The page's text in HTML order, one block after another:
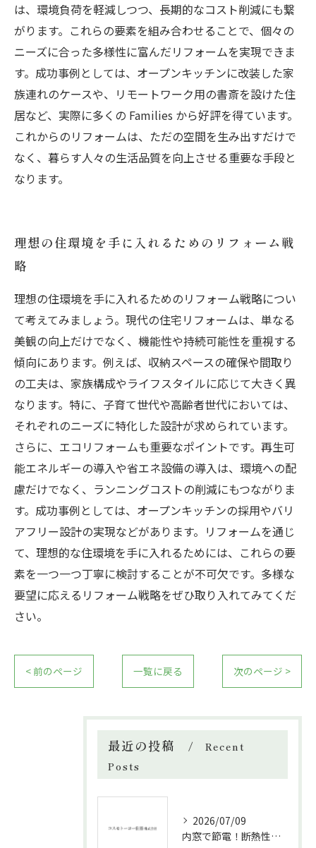
は、環境負荷を軽減しつつ、長期的なコスト削減にも繋
がります。これらの要素を組み合わせることで、個々の
ニーズに合った多様性に富んだリフォームを実現できま
す。成功事例としては、オープンキッチンに改装した家
族連れのケースや、リモートワーク用の書斎を設けた住
居など、実際に多くの Families から好評を得ています。
これからのリフォームは、ただの空間を生み出すだけで
なく、暮らす人々の生活品質を向上させる重要な手段と
なります。
理想の住環境を手に入れるためのリフォーム戦
略
理想の住環境を手に入れるためのリフォーム戦略につい
て考えてみましょう。現代の住宅リフォームは、単なる
美観の向上だけでなく、機能性や持続可能性を重視する
傾向にあります。例えば、収納スペースの確保や間取り
の工夫は、家族構成やライフスタイルに応じて大きく異
なります。特に、子育て世代や高齢者世代においては、
それぞれのニーズに特化した設計が求められています。
さらに、エコリフォームも重要なポイントです。再生可
能エネルギーの導入や省エネ設備の導入は、環境への配
慮だけでなく、ランニングコストの削減にもつながりま
す。成功事例としては、オープンキッチンの採用やバリ
アフリー設計の実現などがあります。リフォームを通じ
て、理想的な住環境を手に入れるためには、これらの要
素を一つ一つ丁寧に検討することが不可欠です。多様な
要望に応えるリフォーム戦略をぜひ取り入れてみてくだ
さい。
< 前のページ 一覧に戻る 次のページ >
最近の投稿
Recent
Posts
2026/07/09
内窓で節電！断熱性能と補助金活用法